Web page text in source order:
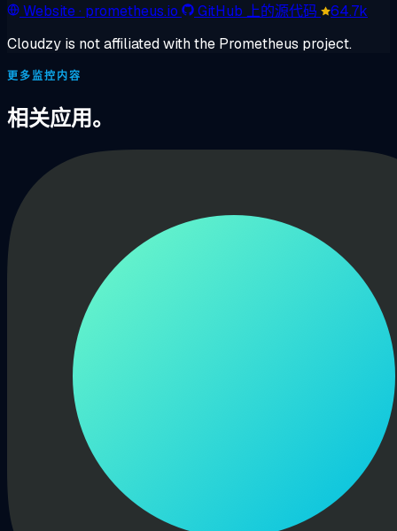
Website· prometheus.io GitHub 上的源代码
64.7k
Cloudzy is not affiliated with the Prometheus project.
更多监控内容
相关应用。